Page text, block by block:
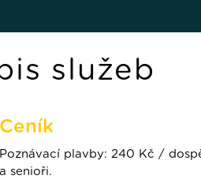
služeb
Ceník
Poznávací plavby: 240 Kč /
a senioři.